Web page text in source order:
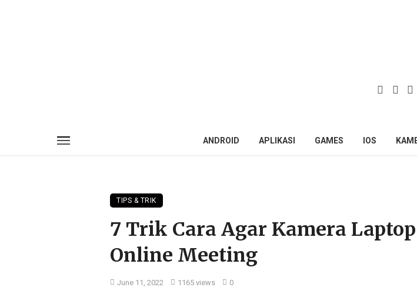
ANDROID APLIKASI GAMES IOS
TIPS & TRIK
7 Trik Cara Agar Kamera
Online Meeting
June 11, 2022 1165 views 0